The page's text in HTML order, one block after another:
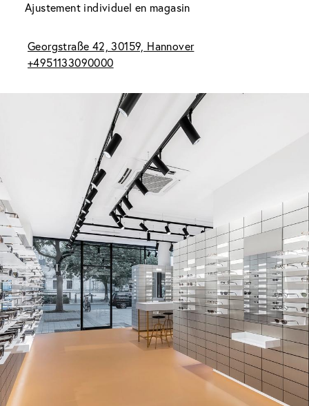
Ajustement individuel en magasin
Georgstraße 42, 30159, Hannover
+4951133090000